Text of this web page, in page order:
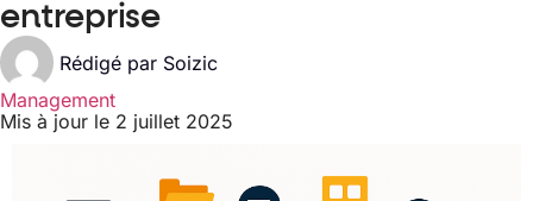
entreprise
Rédigé par Soizic
Management
Mis à jour le 2 juillet 2025